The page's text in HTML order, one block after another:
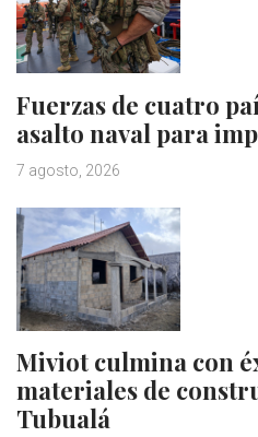
Fuerzas de cuatro
asalto naval para
7 agosto, 2026
Miviot culmina con
materiales de
Tubualá